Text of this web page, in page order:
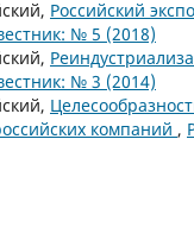
Российский
№ 5 (2018)
№ 3 (2014)
компаний ,